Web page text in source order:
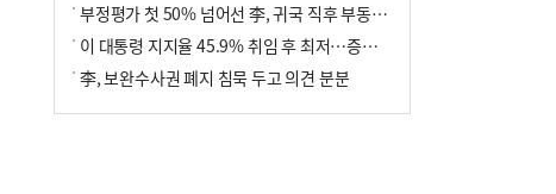
부정평가 첫 50% 넘어선 李, 귀국 직후 부동산·증시 점검(종합)
이 대통령 지지율 45.9% 취임 후 최저…증시 폭락·연임 개헌 논란 영향
李, 보완수사권 폐지 침묵 두고 의견 분분